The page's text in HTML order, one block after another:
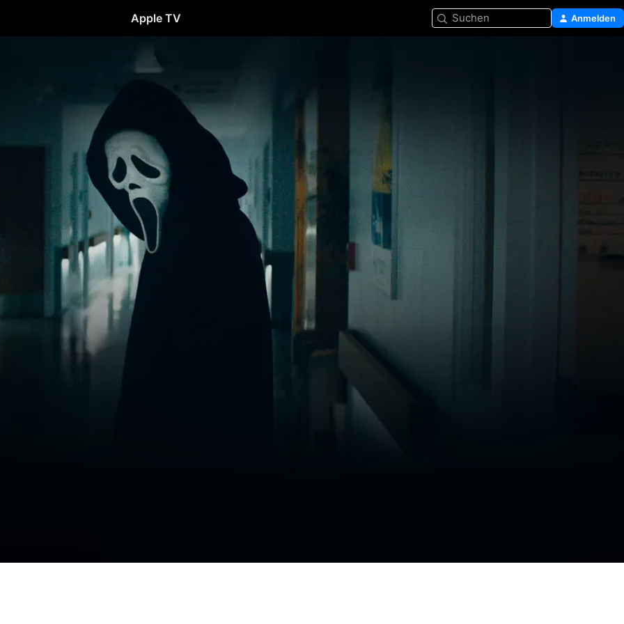
Apple TV Suchen Anmelden